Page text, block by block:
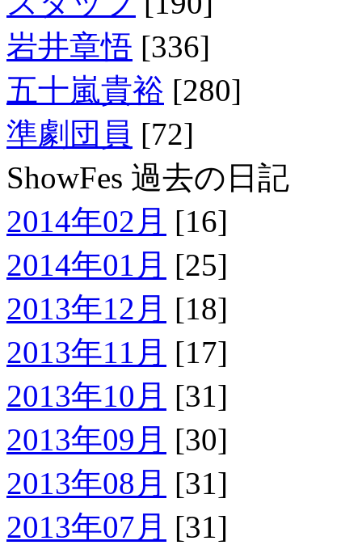
岩井章悟 [336]
五十嵐貴裕 [280]
準劇団員 [72]
ShowFes 過去の日記
2014年02月 [16]
2014年01月 [25]
2013年12月 [18]
2013年11月 [17]
2013年10月 [31]
2013年09月 [30]
2013年08月 [31]
2013年07月 [31]